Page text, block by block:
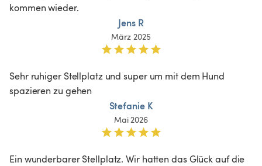
kommen wieder.
Jens R
März 2025
Sehr ruhiger Stellplatz und super um mit dem Hund
spazieren zu gehen
Stefanie K
Mai 2026
Ein wunderbarer Stellplatz. Wir hatten das Glück auf die